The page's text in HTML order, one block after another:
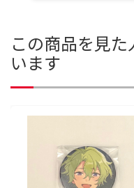
この商品を見
います